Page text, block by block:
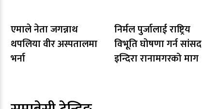
एमाले नेता जगन्नाथ
थपलिया वीर अस्पतालमा
भर्ना
निर्मल पुर्जालाई राष्ट्रिय
विभूति घोषणा गर्न सांसद
इन्दिरा रानामगरको माग